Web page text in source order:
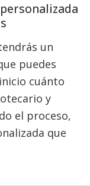
un
puedes
cuánto
y
el proceso,
que